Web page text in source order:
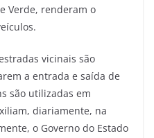
Verde, renderam o
vicinais são
a entrada e saída de
são utilizadas em
diariamente, na
o Governo do Estado